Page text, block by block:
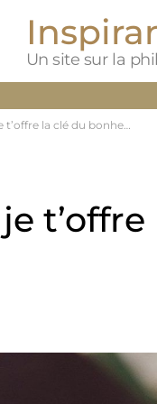
Un site sur la
la clé du bonheur !